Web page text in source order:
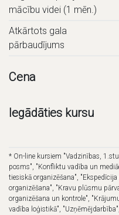
mācību videi (1 mēn.)
Atkārtots gala
pārbaudījums
Cena
Iegādāties kursu
* On-line kursiem "Vadzinības,
posms", "Konfliktu vadība un
tiesiskā organizēšana",
organizēšana", "Kravu plūsmu
organizēšana un kontrole",
vadība loģistikā",